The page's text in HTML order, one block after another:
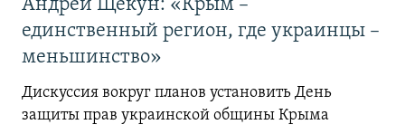
Андрей Щекун: «Крым –
единственный регион, где украинцы –
меньшинство»
Дискуссия вокруг планов установить День
защиты прав украинской общины Крыма